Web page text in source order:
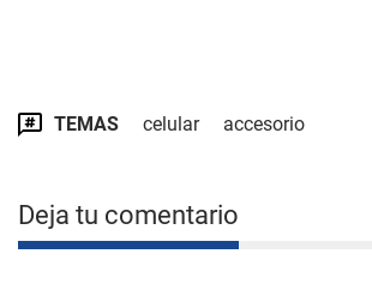
TEMAS celular accesorio
Deja tu comentario